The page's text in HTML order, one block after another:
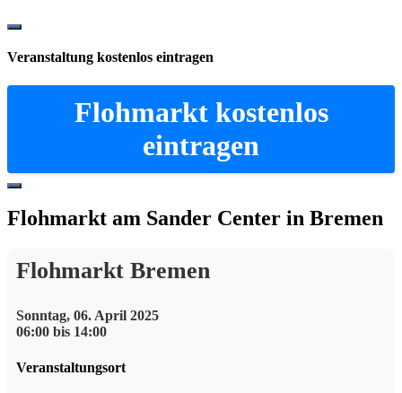
Show
Content
Veranstaltung kostenlos eintragen
Flohmarkt kostenlos
eintragen
Hide
Content
Flohmarkt am Sander Center in Bremen
Flohmarkt Bremen
Sonntag, 06. April 2025
06:00 bis 14:00
Veranstaltungsort